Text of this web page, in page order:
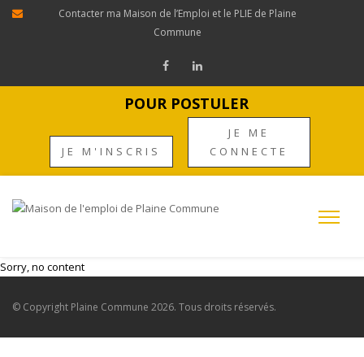
Contacter ma Maison de l’Emploi et le PLIE de Plaine
Commune
POUR POSTULER
JE M'INSCRIS
JE ME
CONNECTE
Sorry, no content
© Copyright Plaine Commune 2026. Tous droits réservés.